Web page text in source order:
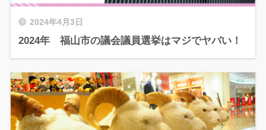
2024年4月3日
2024年 福山市の議会議員選挙はマジでヤバい！